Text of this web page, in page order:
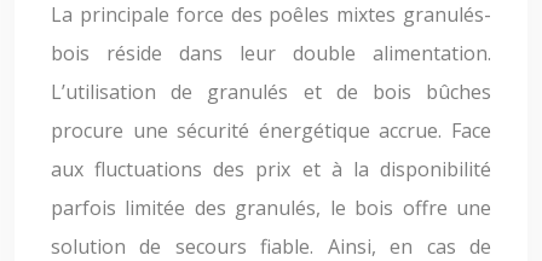
La principale force des poêles mixtes granulés-
bois réside dans leur double alimentation.
L’utilisation de granulés et de bois bûches
procure une sécurité énergétique accrue. Face
aux fluctuations des prix et à la disponibilité
parfois limitée des granulés, le bois offre une
solution de secours fiable. Ainsi, en cas de